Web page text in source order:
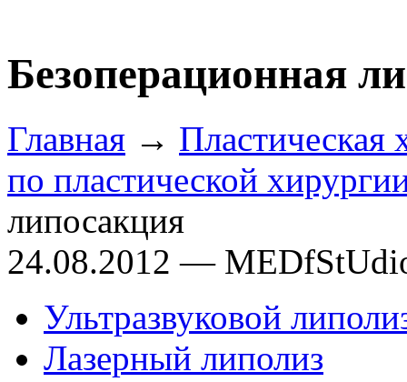
Безоперационная
Главная → Пластическая
по пластической
липосакция
24.08.2012 —
Ультразвуковой
Лазерный липолиз